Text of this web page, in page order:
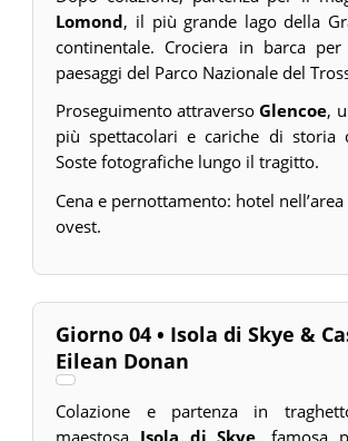
Lomond, il più grande lago della
continentale. Crociera in barca
paesaggi del Parco Nazionale del
Proseguimento attraversoGlencoe,
più spettacolari e cariche di storia
Soste fotografiche lungo il tragitto.
Cena e pernottamento: hotel
ovest.
Giorno 04 • Isola di Skye &
Eilean Donan
Colazione e partenza in
maestosa Isola di Skye, famosa